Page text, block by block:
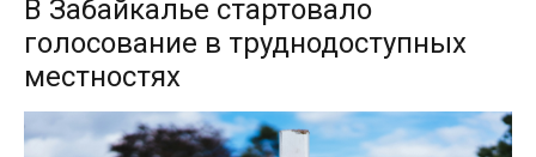
В Забайкалье стартовало
голосование в труднодоступных
местностях